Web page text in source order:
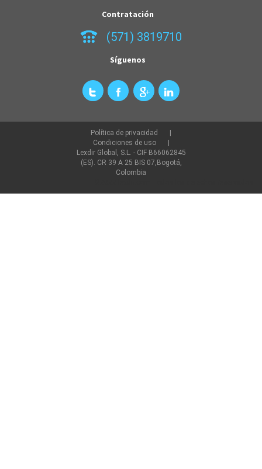
Contratación
(571) 3819710
Síguenos
Política de privacidad
Condiciones de uso
Lexdir Global, S.L. - CIF B66062845
(ES). CR 39 A 25 BIS 07,Bogotá,
Colombia